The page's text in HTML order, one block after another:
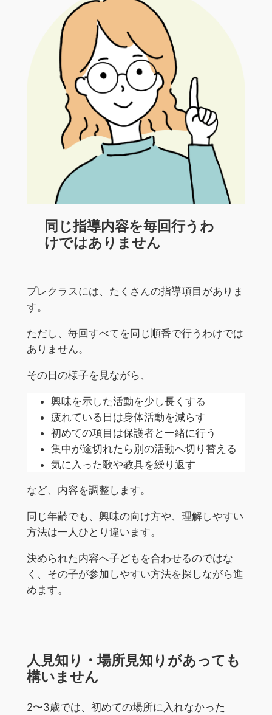
同じ指導内容を毎回行うわ
けではありません
プレクラスには、たくさんの指導項目がありま
す。
ただし、毎回すべてを同じ順番で行うわけでは
ありません。
その日の様子を見ながら、
興味を示した活動を少し長くする
疲れている日は身体活動を減らす
初めての項目は保護者と一緒に行う
集中が途切れたら別の活動へ切り替える
気に入った歌や教具を繰り返す
など、内容を調整します。
同じ年齢でも、興味の向け方や、理解しやすい
方法は一人ひとり違います。
決められた内容へ子どもを合わせるのではな
く、その子が参加しやすい方法を探しながら進
めます。
人見知り・場所見知りがあっても
構いません
2〜3歳では、初めての場所に入れなかった